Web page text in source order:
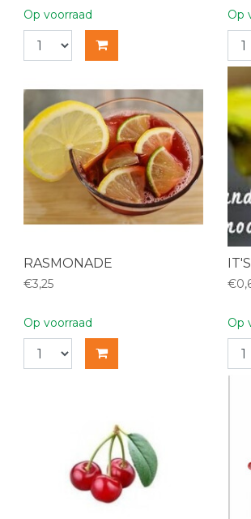
Op voorraad Op
RASMONADE
€3,25
Op voorraad Op